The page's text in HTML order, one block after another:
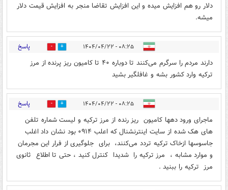
دلار رو هم افزایش میده و این افزایش تقاضا منجر به افزایش قیمت دلار
میشه.
۰۸:۲۵ - ۱۴۰۴/۰۴/۲۲ 1 پاسخ
دارند مردم را سرگرم می‌کنند تا دوباره ۴۰ تا کامیون ریز پرنده از مرز
ترکیه وارد کشور بشه و غافلگیر بشید
۰۸:۲۵ - ۱۴۰۴/۰۴/۲۲ 0 پاسخ
ماجرای ورود دهها کامیون ریز رنده از مرز ترکیه و لیست شماره تلفن
های هک شده از سایت اینترنشنال که اعلب ۰۹۱۴ بود نشان داد اغلب
جاسوسها ازخاک ترکیه تردد می‌کنند، برای جلوگیری از فرار این مجرمان
و موارد مشابه ، مرز ترکیه را شدیدا کنترل کنید ، حتی تا اطلاع ثانوی
مرز ترکیه را ببنید .